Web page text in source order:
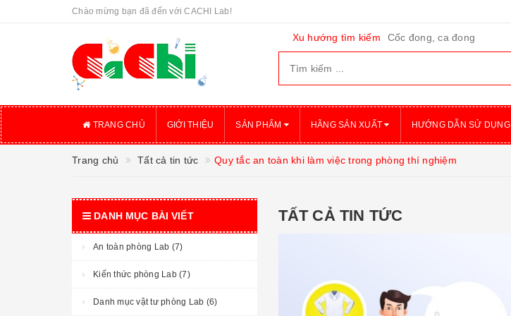
Chào mừng bạn đã đến với CACHI Lab!
Xu hướng tìm kiếm Cốc đong, ca đong
TRANG CHỦ GIỚI THIỆU SẢN PHẨM HÃNG SẢN XUẤT HƯỚNG DẪN SỬ DỤNG
Trang chủ Tất cả tin tức Quy tắc an toàn khi làm việc trong phòng thí nghiệm
TẤT CẢ TIN TỨC
DANH MỤC BÀI VIẾT
An toàn phòng Lab (7)
Kiến thức phòng Lab (7)
Danh mục vật tư phòng Lab (6)